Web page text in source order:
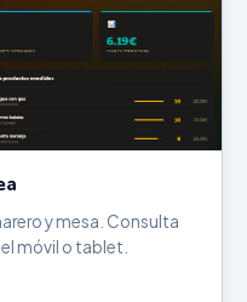
y mesa. Consulta
móvil o tablet.